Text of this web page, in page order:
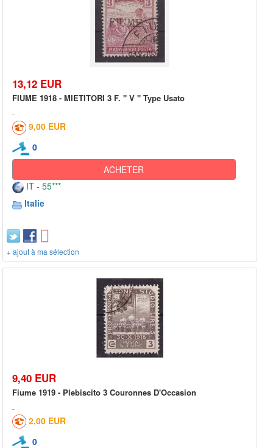
13,12 EUR
FIUME 1918 - MIETITORI 3 F. " V " Type Usato
9,00 EUR
0
ACHETER
IT - 55***
Italie
+ ajout à ma sélection
9,40 EUR
Fiume 1919 - Plebiscito 3 Couronnes D'Occasion
2,00 EUR
0